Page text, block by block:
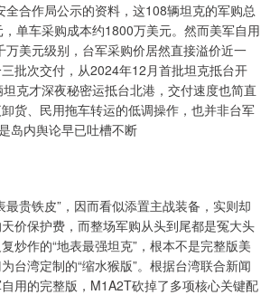
全合作局公示的资料，这108辆坦克的军购总
单车采购成本约1800万美元。然而美军自用
万美元级别，台军采购价居然直接溢价近一
批次交付，从2024年12月首批坦克抵台开
克才深夜秘密运抵台北港，交付速度也简直
货、民用拖车转运的低调操作，也并非台军
岛内舆论早已吐槽不断
最贵铁皮”，因而看似添置主战装备，实则却
价保护费，而整场军购从头到尾都是冤大头
炒作的“地表最强坦克”，根本不是完整版美
台湾定制的“缩水猴版”。根据台湾联合新闻
用的完整版，M1A2T砍掉了多项核心关键配